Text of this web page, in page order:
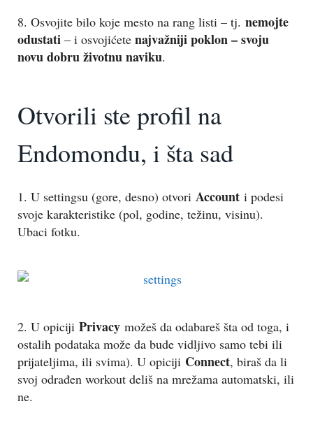
8. Osvojite bilo koje mesto na rang listi – tj. nemojte
odustati – i osvojićete najvažniji poklon –svoju
novu dobru životnu naviku.
Otvorili ste profil na
Endomondu, i šta sad
1. U settingsu (gore, desno) otvori Account i podesi
svoje karakteristike (pol, godine, težinu, visinu).
Ubaci fotku.
2. U opiciji Privacy možeš da odabareš šta od toga, i
ostalih podataka može da bude vidljivo samo tebi ili
prijateljima, ili svima). U opiciji Connect, biraš da li
svoj odrađen workout deliš na mrežama automatski, ili
ne.